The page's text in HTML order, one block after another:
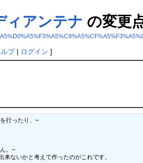
ィアンテナ の変更
プ| ログイン ]
行ったり、~
。~
ないかと考えて作ったのがこれです。